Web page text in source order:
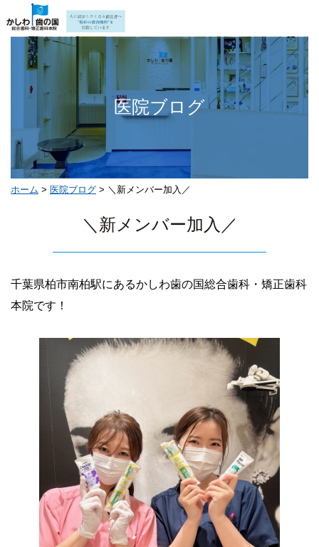
医院ブログ
ホーム > 医院ブログ > ＼新メンバー加入／
＼新メンバー加入／
千葉県柏市南柏駅にあるかしわ歯の国総合歯科・矯正歯科
本院です！